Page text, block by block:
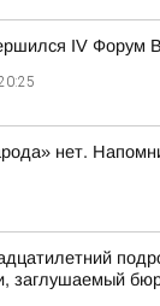
IV Форум
нет.
заглушаемый